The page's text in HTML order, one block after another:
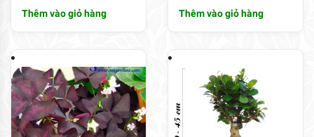
Thêm vào giỏ hàng Thêm vào giỏ hàng